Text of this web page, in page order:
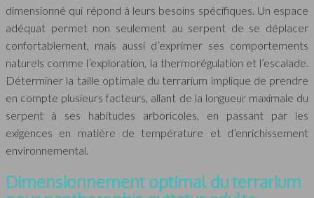
dimensionné qui répond à leurs besoins spécifiques. Un espace
adéquat permet non seulement au serpent de se déplacer
confortablement, mais aussi d’exprimer ses comportements
naturels comme l’exploration, la thermorégulation et l’escalade.
Déterminer la taille optimale du terrarium implique de prendre
en compte plusieurs facteurs, allant de la longueur maximale du
serpent à ses habitudes arboricoles, en passant par les
exigences en matière de température et d’enrichissement
environnemental.
Dimensionnement optimal du terrarium